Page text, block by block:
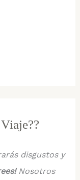
disgustos y
Nosotros